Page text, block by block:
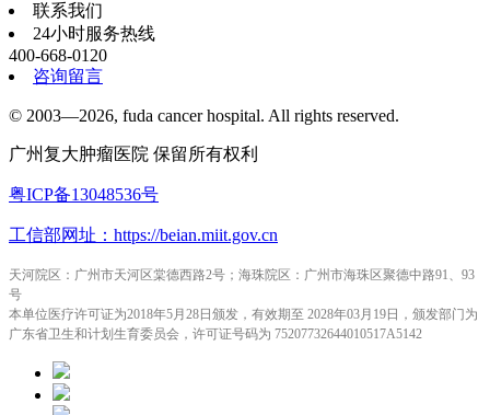
联系我们
24小时服务热线
400-668-0120
咨询留言
© 2003—2026, fuda cancer hospital. All rights reserved.
广州复大肿瘤医院 保留所有权利
粤ICP备13048536号
工信部网址：https://beian.miit.gov.cn
天河院区：广州市天河区棠德西路2号；海珠院区：广州市海珠区聚德中路91、93
号
本单位医疗许可证为2018年5月28日颁发，有效期至 2028年03月19日，颁发部门为
广东省卫生和计划生育委员会，许可证号码为 75207732644010517A5142